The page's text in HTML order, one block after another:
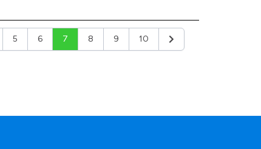
5 6 7 8 9 10 Siguiente